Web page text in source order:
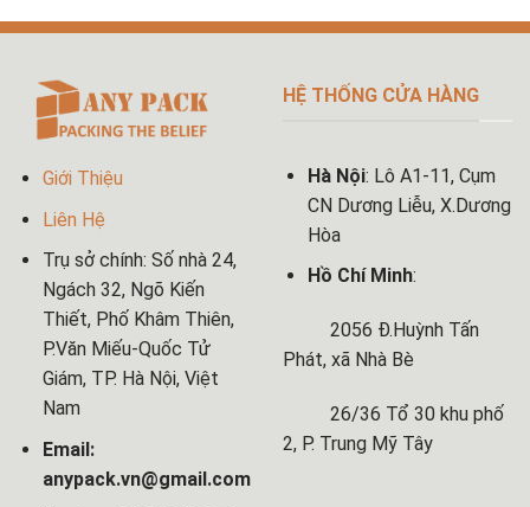
Giới Thiệu
Liên Hệ
Trụ sở chính: Số nhà 24,
Ngách 32, Ngõ Kiến
Thiết, Phố Khâm Thiên,
P.Văn Miếu-Quốc Tử
Giám, TP. Hà Nội, Việt
Nam
Email:
anypack.vn@gmail.com
HỆ THỐNG CỬA HÀNG
Hà Nội: Lô A1-11, Cụm
CN Dương Liễu, X.Dương
Hòa
Hồ Chí Minh:
2056 Đ.Huỳnh Tấn
Phát, xã Nhà Bè
26/36 Tổ 30 khu phố
2, P. Trung Mỹ Tây